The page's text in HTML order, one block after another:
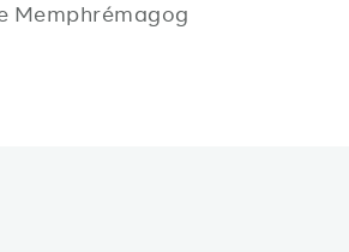
Memphrémagog